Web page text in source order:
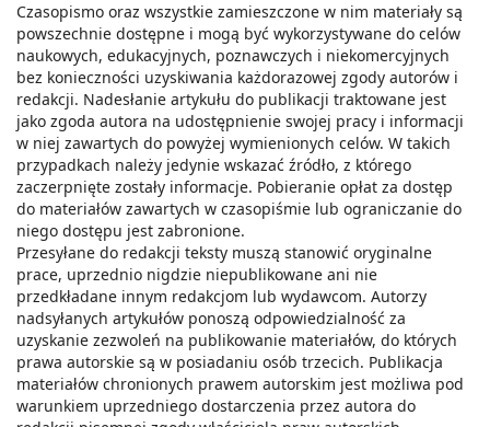
Czasopismo oraz wszystkie zamieszczone w nim materiały są
powszechnie dostępne i mogą być wykorzystywane do celów
naukowych, edukacyjnych, poznawczych i niekomercyjnych
bez konieczności uzyskiwania każdorazowej zgody autorów i
redakcji. Nadesłanie artykułu do publikacji traktowane jest
jako zgoda autora na udostępnienie swojej pracy i informacji
w niej zawartych do powyżej wymienionych celów. W takich
przypadkach należy jedynie wskazać źródło, z którego
zaczerpnięte zostały informacje. Pobieranie opłat za dostęp
do materiałów zawartych w czasopiśmie lub ograniczanie do
niego dostępu jest zabronione.
Przesyłane do redakcji teksty muszą stanowić oryginalne
prace, uprzednio nigdzie niepublikowane ani nie
przedkładane innym redakcjom lub wydawcom. Autorzy
nadsyłanych artykułów ponoszą odpowiedzialność za
uzyskanie zezwoleń na publikowanie materiałów, do których
prawa autorskie są w posiadaniu osób trzecich. Publikacja
materiałów chronionych prawem autorskim jest możliwa pod
warunkiem uprzedniego dostarczenia przez autora do